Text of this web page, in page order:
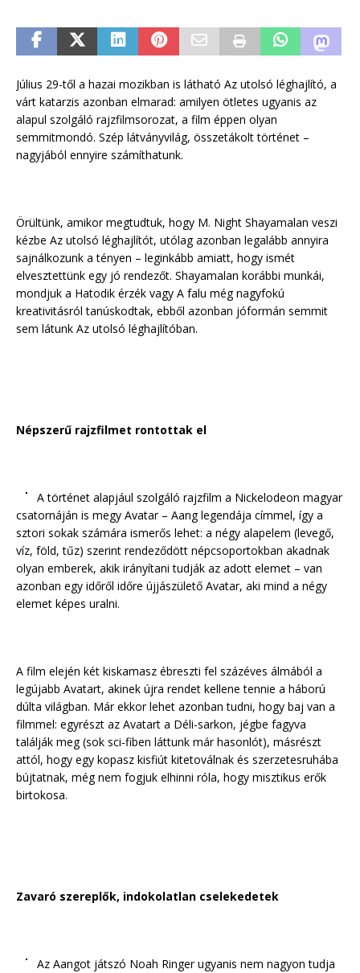
Július 29-től a hazai mozikban is látható Az utolsó léghajlító, a
várt katarzis azonban elmarad: amilyen ötletes ugyanis az
alapul szolgáló rajzfilmsorozat, a film éppen olyan
semmitmondó. Szép látványvilág, összetákolt történet –
nagyjából ennyire számíthatunk.
Örültünk, amikor megtudtuk, hogy M. Night Shayamalan veszi
kézbe Az utolsó léghajlítót, utólag azonban legalább annyira
sajnálkozunk a tényen – leginkább amiatt, hogy ismét
elvesztettünk egy jó rendezőt. Shayamalan korábbi munkái,
mondjuk a Hatodik érzék vagy A falu még nagyfokú
kreativitásról tanúskodtak, ebből azonban jóformán semmit
sem látunk Az utolsó léghajlítóban.
Népszerű rajzfilmet rontottak el
A történet alapjául szolgáló rajzfilm a Nickelodeon magyar
csatornáján is megy Avatar – Aang legendája címmel, így a
sztori sokak számára ismerős lehet: a négy alapelem (levegő,
víz, föld, tűz) szerint rendeződött népcsoportokban akadnak
olyan emberek, akik irányítani tudják az adott elemet – van
azonban egy időről időre újjászülető Avatar, aki mind a négy
elemet képes uralni.
A film elején két kiskamasz ébreszti fel százéves álmából a
legújabb Avatart, akinek újra rendet kellene tennie a háború
dúlta világban. Már ekkor lehet azonban tudni, hogy baj van a
filmmel: egyrészt az Avatart a Déli-sarkon, jégbe fagyva
találják meg (sok sci-fiben láttunk már hasonlót), másrészt
attól, hogy egy kopasz kisfiút kitetoválnak és szerzetesruhába
bújtatnak, még nem fogjuk elhinni róla, hogy misztikus erők
birtokosa.
Zavaró szereplők, indokolatlan cselekedetek
Az Aangot játszó Noah Ringer ugyanis nem nagyon tudja